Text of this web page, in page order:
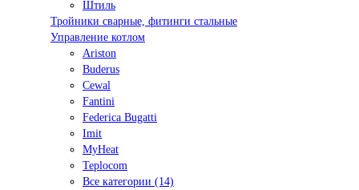
Штиль
Тройники сварные, фитинги стальные
Управление котлом
Ariston
Buderus
Cewal
Fantini
Federica Bugatti
Imit
MyHeat
Teplocom
Все категории (14)